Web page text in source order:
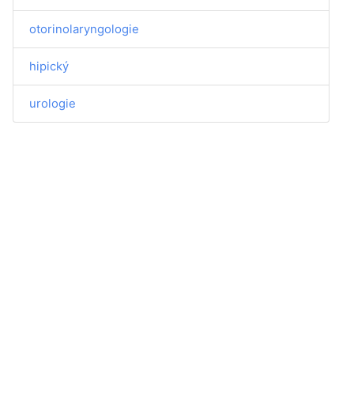
otorinolaryngologie
hipický
urologie